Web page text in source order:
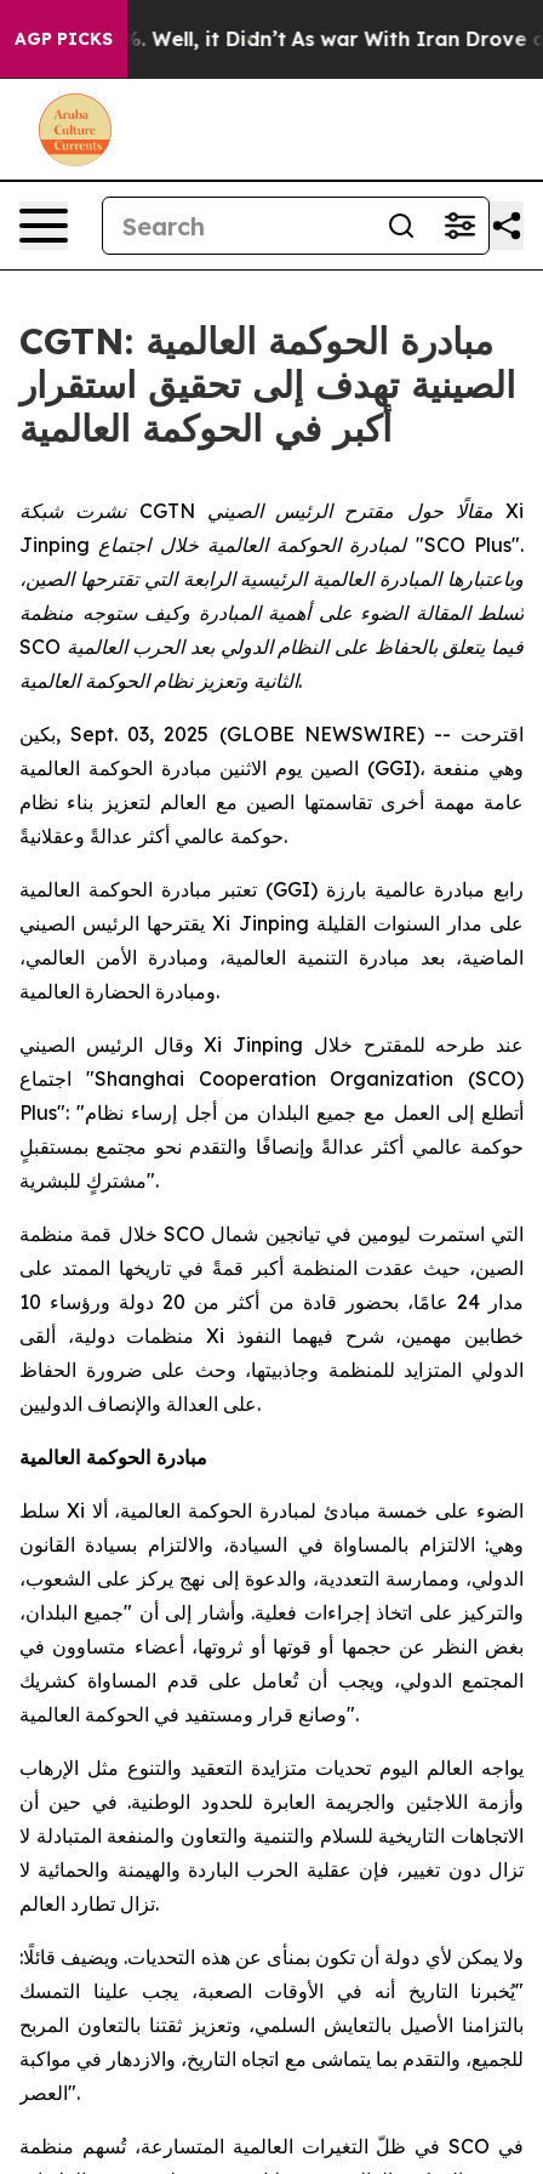
AGP PICKS
40%. Well, it Didn’t As war With Iran Drove oil
CGTN: مبادرة الحوكمة العالمية
الصينية تهدف إلى تحقيق استقرار
أكبر في الحوكمة العالمية
نشرت شبكة CGTN مقالًا حول مقترح الرئيس الصيني Xi
Jinping لمبادرة الحوكمة العالمية خلال اجتماع "SCO Plus".
وباعتبارها المبادرة العالمية الرئيسية الرابعة التي تقترحها الصين،
تُسلط المقالة الضوء على أهمية المبادرة وكيف ستوجه منظمة
SCO فيما يتعلق بالحفاظ على النظام الدولي بعد الحرب العالمية
الثانية وتعزيز نظام الحوكمة العالمية.
بكين, Sept. 03, 2025 (GLOBE NEWSWIRE) -- اقترحت
الصين يوم الاثنين مبادرة الحوكمة العالمية (GGI)، وهي منفعة
عامة مهمة أخرى تقاسمتها الصين مع العالم لتعزيز بناء نظام
حوكمة عالمي أكثر عدالةً وعقلانيةً.
تعتبر مبادرة الحوكمة العالمية (GGI) رابع مبادرة عالمية بارزة
يقترحها الرئيس الصيني Xi Jinping على مدار السنوات القليلة
الماضية، بعد مبادرة التنمية العالمية، ومبادرة الأمن العالمي،
ومبادرة الحضارة العالمية.
وقال الرئيس الصيني Xi Jinping عند طرحه للمقترح خلال
اجتماع "Shanghai Cooperation Organization (SCO)
Plus": "أتطلع إلى العمل مع جميع البلدان من أجل إرساء نظام
حوكمة عالمي أكثر عدالةً وإنصافًا والتقدم نحو مجتمع بمستقبلٍ
مشتركٍ للبشرية".
خلال قمة منظمة SCO التي استمرت ليومين في تيانجين شمال
الصين، حيث عقدت المنظمة أكبر قمةً في تاريخها الممتد على
مدار 24 عامًا، بحضور قادة من أكثر من 20 دولة ورؤساء 10
منظمات دولية، ألقى Xi خطابين مهمين، شرح فيهما النفوذ
الدولي المتزايد للمنظمة وجاذبيتها، وحث على ضرورة الحفاظ
على العدالة والإنصاف الدوليين.
مبادرة الحوكمة العالمية
سلط Xi الضوء على خمسة مبادئ لمبادرة الحوكمة العالمية، ألا
وهي: الالتزام بالمساواة في السيادة، والالتزام بسيادة القانون
الدولي، وممارسة التعددية، والدعوة إلى نهج يركز على الشعوب،
والتركيز على اتخاذ إجراءات فعلية. وأشار إلى أن "جميع البلدان،
بغض النظر عن حجمها أو قوتها أو ثروتها، أعضاء متساوون في
المجتمع الدولي، ويجب أن تُعامل على قدم المساواة كشريك
وصانع قرار ومستفيد في الحوكمة العالمية".
يواجه العالم اليوم تحديات متزايدة التعقيد والتنوع مثل الإرهاب
وأزمة اللاجئين والجريمة العابرة للحدود الوطنية. في حين أن
الاتجاهات التاريخية للسلام والتنمية والتعاون والمنفعة المتبادلة لا
تزال دون تغيير، فإن عقلية الحرب الباردة والهيمنة والحمائية لا
تزال تطارد العالم.
ولا يمكن لأي دولة أن تكون بمنأى عن هذه التحديات. ويضيف قائلًا:
"يُخبرنا التاريخ أنه في الأوقات الصعبة، يجب علينا التمسك
بالتزامنا الأصيل بالتعايش السلمي، وتعزيز ثقتنا بالتعاون المربح
للجميع، والتقدم بما يتماشى مع اتجاه التاريخ، والازدهار في مواكبة
العصر".
في ظلّ التغيرات العالمية المتسارعة، تُسهم منظمة SCO في